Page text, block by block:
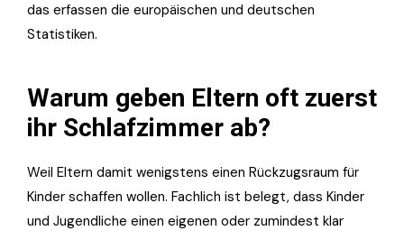
das erfassen die europäischen und deutschen
Statistiken.
Warum geben Eltern oft zuerst
ihr Schlafzimmer ab?
Weil Eltern damit wenigstens einen Rückzugsraum für
Kinder schaffen wollen. Fachlich ist belegt, dass Kinder
und Jugendliche einen eigenen oder zumindest klar